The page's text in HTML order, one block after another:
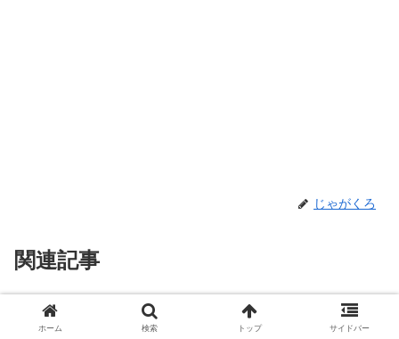
じゃがくろ
関連記事
ホーム
検索 トップ サイドバー